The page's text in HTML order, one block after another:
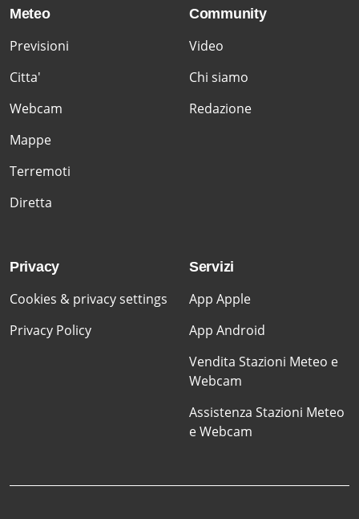
Meteo
Previsioni
Citta'
Webcam
Mappe
Terremoti
Diretta
Community
Video
Chi siamo
Redazione
Privacy
Cookies & privacy settings
Privacy Policy
Servizi
App Apple
App Android
Vendita Stazioni Meteo e
Webcam
Assistenza Stazioni Meteo
e Webcam